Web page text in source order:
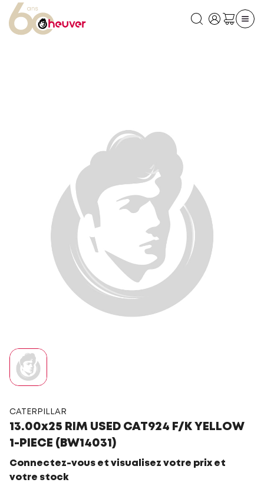
CATERPILLAR
13.00x25 RIM USED CAT924 F/K YELLOW
1-PIECE (BW14031)
Connectez-vous et visualisez votre prix et
votre stock